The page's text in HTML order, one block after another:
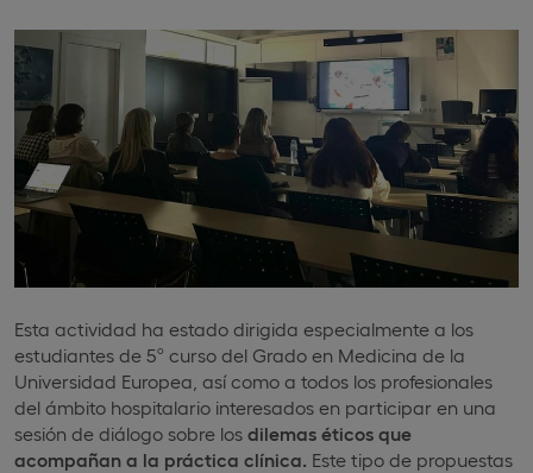
Esta actividad ha estado dirigida especialmente a los
estudiantes de 5º curso del Grado en Medicina de la
Universidad Europea, así como a todos los profesionales
del ámbito hospitalario interesados en participar en una
sesión de diálogo sobre los dilemas éticos que
acompañan a la práctica clínica. Este tipo de propuestas